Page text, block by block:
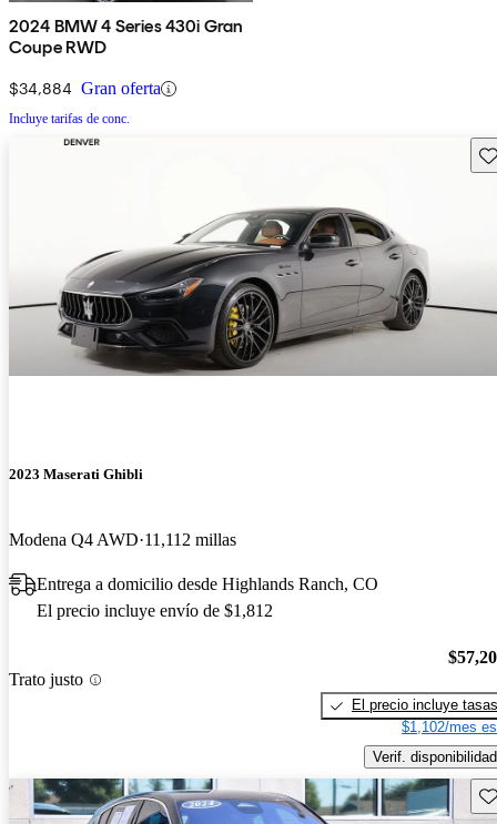
2024 BMW 4 Series 430i Gran
Coupe RWD
$34,884 Gran oferta
Incluye tarifas de conc.
2023 Maserati Ghibli
Modena Q4 AWD 11,112 millas
Entrega a domicilio desde Highlands Ranch, CO
El precio incluye envío de $1,812
Trato justo
El precio incluye tasas
$1,102/mes
Verif. disponibilidad